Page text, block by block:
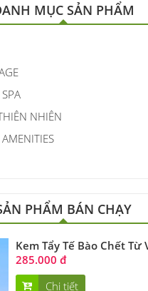
MỤC SẢN PHẨM
NHIÊN
PHẨM BÁN CHẠY
Kem Tẩy Tế Bào Chết Từ
285.000 đ
Chi tiết